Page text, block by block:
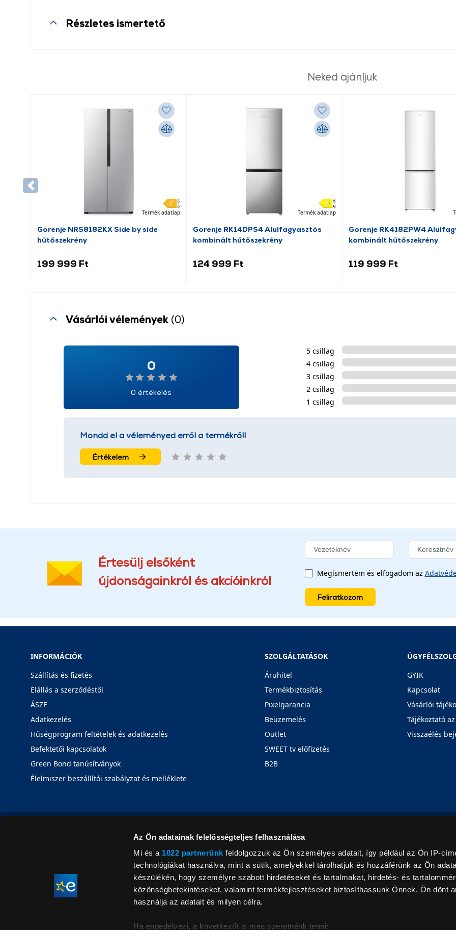
Az Ön adatainak felelősségteljes felhasználása
Mi és a 1022 partnerünk feldolgozzuk az Ön személyes adatait, így például az Ön IP-
technológiákat használva, mint a sütik, amelyekkel tárolhatjuk és hozzáférünk az Ön
készülékén, hogy személyre szabott hirdetéseket és tartalmakat, hirdetés- és
közönségbetekintéseket, valamint termékfejlesztéseket biztosíthassunk Önnek. Ön dönt
használja az adatait és milyen célra.
Ha engedélyezi, a következőt is meg szeretnénk tenni:
Részletes ismertető
Neked ajánljuk
Termék adatlap
Gorenje NRS8182KX Side by side
hűtőszekrény
199 999 Ft
Termék adatlap
Gorenje RK14DPS4 Alulfagyasztós
kombinált hűtőszekrény
124 999 Ft
Gorenje RK4182PW4
kombinált hűtőszekrény
119 999 Ft
Vásárlói vélemények (0)
0
0 értékelés
5 csillag
4 csillag
3 csillag
2 csillag
1 csillag
Mondd el a véleményed erről a termékről!
Értékelem
Értesülj elsőként
újdonságainkról és akcióinkról
Megismertem és elfogadom az
Feliratkozom
INFORMÁCIÓK
Szállítás és fizetés
Elállás a szerződéstől
ÁSZF
Adatkezelés
Hűségprogram feltételek és adatkezelés
Befektetői kapcsolatok
Green Bond tanúsítványok
Élelmiszer beszállítói szabályzat és melléklete
SZOLGÁLTATÁSOK
Áruhitel
Termékbiztosítás
Pixelgarancia
Beüzemelés
Outlet
SWEET tv előfizetés
B2B
GYIK
Kapcsolat
Vásárlói
Tájékoztató
Visszaélés
© 2026. Minden jog fenntartva! Euronics Műszaki Áruházlánc